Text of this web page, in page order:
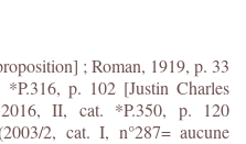
; Roman, 1919, p. 33
p. 102 [Justin Charles
2016, II, cat. *P.350, p. 120
2, cat. I, n°287= aucune